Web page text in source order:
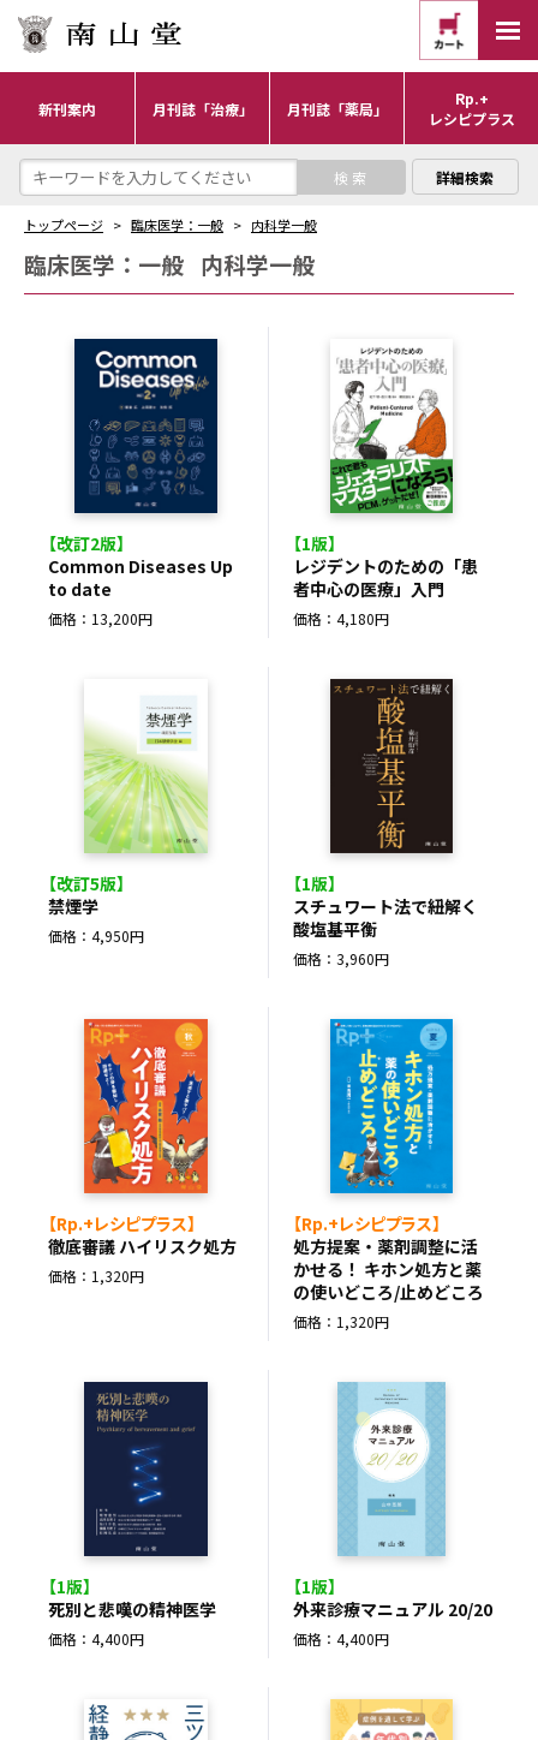
新刊案内 月刊誌「治療」 月刊誌「薬局」
Rp.+
レシピプラス
詳細検索
トップページ 臨床医学：一般 内科学一般
臨床医学：一般 内科学一般
【改訂2版】
Common Diseases Up
to date
価格：13,200円
【1版】
レジデントのための「患
者中心の医療」入門
価格：4,180円
【改訂5版】
禁煙学
価格：4,950円
【1版】
スチュワート法で紐解く
酸塩基平衡
価格：3,960円
【Rp.+レシピプラス】
徹底審議 ハイリスク処方
価格：1,320円
【Rp.+レシピプラス】
処方提案・薬剤調整に活
かせる！ キホン処方と薬
の使いどころ/止めどころ
価格：1,320円
【1版】
死別と悲嘆の精神医学
価格：4,400円
【1版】
外来診療マニュアル 20/20
価格：4,400円